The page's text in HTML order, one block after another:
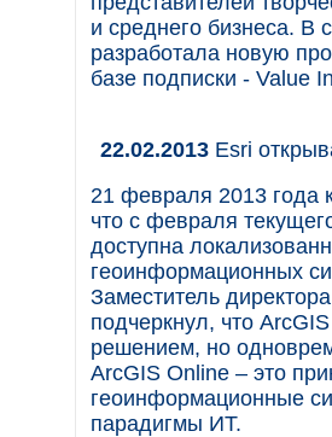
и среднего бизнеса. В
разработала новую
базе подписки - Value
22.02.2013 Esri
21 февраля 2013 года
что с февраля
доступна
геоинформационных
Заместитель
подчеркнул, что
решением, но
ArcGIS Online – это
геоинформационные
парадигмы ИТ.